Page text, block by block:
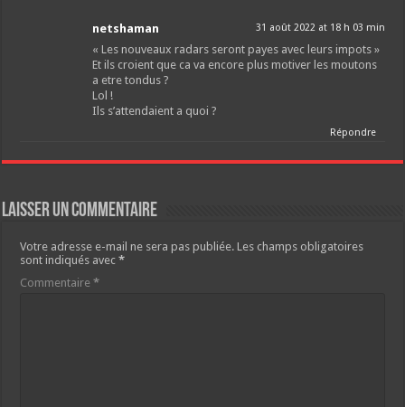
netshaman 31 août 2022 at 18 h 03 min
« Les nouveaux radars seront payes avec leurs impots »
Et ils croient que ca va encore plus motiver les moutons
a etre tondus ?
Lol !
Ils s’attendaient a quoi ?
Répondre
Laisser un commentaire
Votre adresse e-mail ne sera pas publiée. Les champs obligatoires
sont indiqués avec*
Commentaire*